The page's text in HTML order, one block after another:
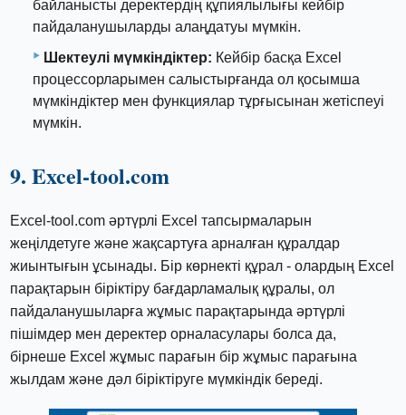
байланысты деректердің құпиялылығы кейбір
пайдаланушыларды алаңдатуы мүмкін.
Шектеулі мүмкіндіктер: Кейбір басқа Excel
процессорларымен салыстырғанда ол қосымша
мүмкіндіктер мен функциялар тұрғысынан жетіспеуі
мүмкін.
9. Excel-tool.com
Excel-tool.com әртүрлі Excel тапсырмаларын
жеңілдетуге және жақсартуға арналған құралдар
жиынтығын ұсынады. Бір көрнекті құрал - олардың Excel
парақтарын біріктіру бағдарламалық құралы, ол
пайдаланушыларға жұмыс парақтарында әртүрлі
пішімдер мен деректер орналасулары болса да,
бірнеше Excel жұмыс парағын бір жұмыс парағына
жылдам және дәл біріктіруге мүмкіндік береді.